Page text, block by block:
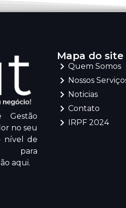
Gestão
no seu
nível de
aqui.
Mapa do site
Quem Somos
Nossos
Noticias
Contato
IRPF 2024